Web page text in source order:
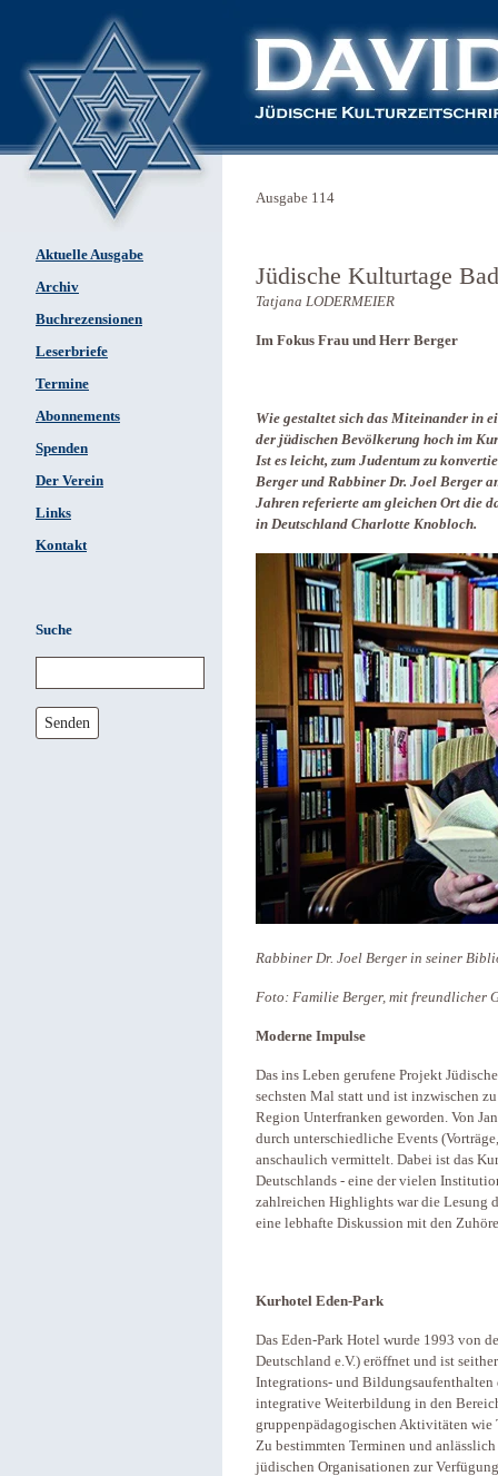
Aktuelle Ausgabe
Archiv
Buchrezensionen
Leserbriefe
Termine
Abonnements
Spenden
Der Verein
Links
Kontakt
Suche
Senden
Ausgabe 114
Jüdische Kulturtage
Tatjana LODERMEIER
Im Fokus Frau und Herr Berger
Wie gestaltet sich das Miteinander in
der jüdischen Bevölkerung hoch im
Ist es leicht, zum Judentum zu
Berger und Rabbiner Dr. Joel Berger
Jahren referierte am gleichen Ort die
in Deutschland Charlotte Knobloch.
Rabbiner Dr. Joel Berger in seiner
Foto: Familie Berger, mit freundlicher
Moderne Impulse
Das ins Leben gerufene Projekt
sechsten Mal statt und ist inzwischen
Region Unterfranken geworden. Von
durch unterschiedliche Events
anschaulich vermittelt. Dabei ist das
Deutschlands - eine der vielen
zahlreichen Highlights war die Lesung
eine lebhafte Diskussion mit den
Kurhotel Eden-Park
Das Eden-Park Hotel wurde 1993 von
Deutschland e.V.) eröffnet und ist
Integrations- und Bildungsaufenthalten
integrative Weiterbildung in den
gruppenpädagogischen Aktivitäten wie
Zu bestimmten Terminen und
jüdischen Organisationen zur